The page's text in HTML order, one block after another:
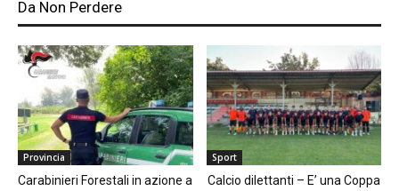
Da Non Perdere
Provincia
Carabinieri Forestali in azione a
Sport
Calcio dilettanti – E’ una Coppa